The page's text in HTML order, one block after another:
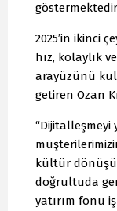
2025’in ikinci
hız, kolaylık
arayüzünü
getiren Ozan
“Dijitalleşmeyi
kültür
doğrultuda
yatırım fonu